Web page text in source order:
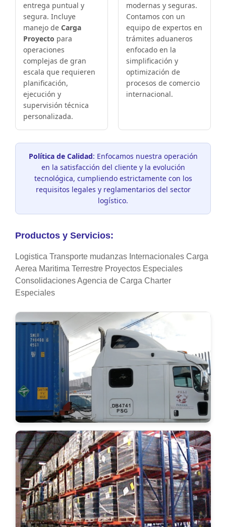
entrega puntual y
segura. Incluye
manejo deCarga
Proyecto para
operaciones
complejas de gran
escala que requieren
planificación,
ejecución y
supervisión técnica
personalizada.
modernas y seguras.
Contamos con un
equipo de expertos en
trámites aduaneros
enfocado en la
simplificación y
optimización de
procesos de comercio
internacional.
Política de Calidad: Enfocamos nuestra operación
en la satisfacción del cliente y la evolución
tecnológica, cumpliendo estrictamente con los
requisitos legales y reglamentarios del sector
logístico.
Productos y Servicios:
Logistica Transporte mudanzas Internacionales Carga
Aerea Maritima Terrestre Proyectos Especiales
Consolidaciones Agencia de Carga Charter
Especiales